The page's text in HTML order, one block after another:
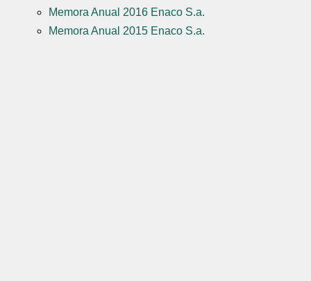
Memora Anual 2016 Enaco S.a.
Memora Anual 2015 Enaco S.a.